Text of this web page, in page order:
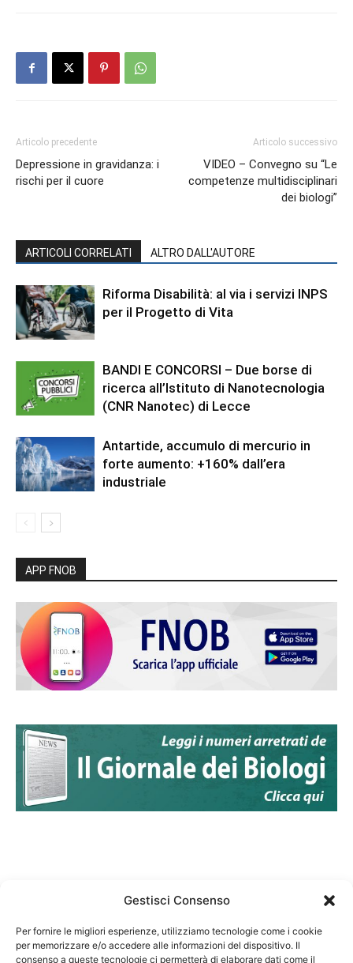
Gestisci Consenso
Per fornire le migliori esperienze, utilizziamo tecnologie come i cookie
per memorizzare e/o accedere alle informazioni del dispositivo. Il
consenso a queste tecnologie ci permetterà di elaborare dati come il
Articolo precedente
Depressione in gravidanza: i
rischi per il cuore
Articolo successivo
VIDEO – Convegno su “Le
competenze multidisciplinari
dei biologi”
ARTICOLI CORRELATI ALTRO DALL'AUTORE
Riforma Disabilità: al via i servizi INPS
per il Progetto di Vita
BANDI E CONCORSI – Due borse di
ricerca all’Istituto di Nanotecnologia
(CNR Nanotec) di Lecce
Antartide, accumulo di mercurio in
forte aumento: +160% dall’era
industriale
APP FNOB
Federazione Nazionale Degli Ordini dei Biologi: